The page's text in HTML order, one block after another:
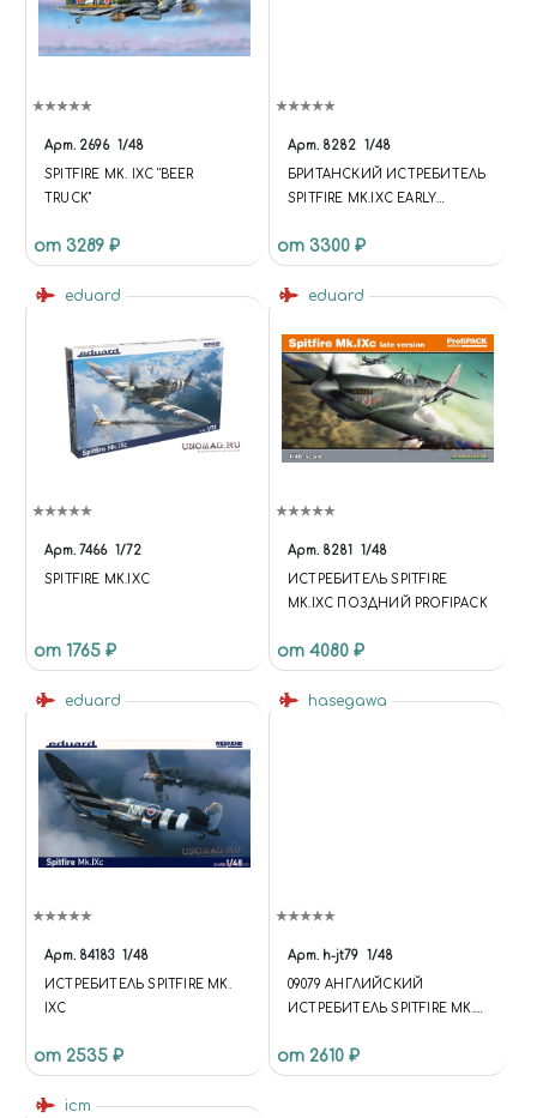
Арт. 2696 1/48
SPITFIRE MK. IXC ''BEER
TRUCK''
от 3289 ₽
Арт. 8282 1/48
БРИТАНСКИЙ ИСТРЕБИТЕЛЬ
SPITFIRE MK.IXC EARLY
от 3300 ₽
eduard
Арт. 7466 1/72
SPITFIRE MK.IXC
от 1765 ₽
eduard
Арт. 8281 1/48
ИСТРЕБИТЕЛЬ SPITFIRE
MK.IXC ПОЗДНИЙ PROFIPACK
от 4080 ₽
eduard
Арт. 84183 1/48
ИСТРЕБИТЕЛЬ SPITFIRE MK.
IXC
от 2535 ₽
hasegawa
Арт. h-jt79 1/48
09079 АНГЛИЙСКИЙ
ИСТРЕБИТЕЛЬ SPITFIRE MK.
В МОСКВЕ (H-JT79)
САМОЛЁТЫ
от 2610 ₽
icm